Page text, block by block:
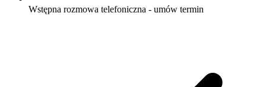
Wstępna rozmowa telefoniczna - umów termin